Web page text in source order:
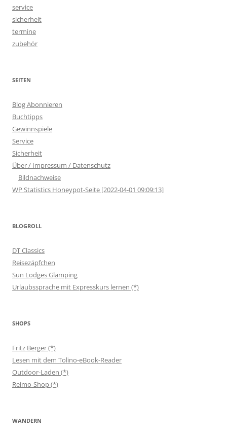
service
sicherheit
termine
zubehör
SEITEN
Blog Abonnieren
Buchtipps
Gewinnspiele
Service
Sicherheit
Über / Impressum / Datenschutz
Bildnachweise
WP Statistics Honeypot-Seite [2022-04-01 09:09:13]
BLOGROLL
DT Classics
Reisezäpfchen
Sun Lodges Glamping
Urlaubssprache mit Expresskurs lernen (*)
SHOPS
Fritz Berger (*)
Lesen mit dem Tolino-eBook-Reader
Outdoor-Laden (*)
Reimo-Shop (*)
WANDERN